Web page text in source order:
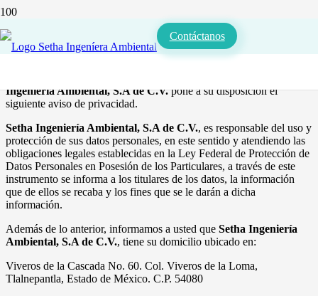
Contáctanos
AVISO DE PRIVACIDAD
Ingeniería Ambiental, S.A de C.V.pone a su disposición el
siguiente aviso de privacidad.
Setha Ingeniería Ambiental, S.A de C.V., es responsable del uso y
protección de sus datos personales, en este sentido y atendiendo las
obligaciones legales establecidas en la Ley Federal de Protección de
Datos Personales en Posesión de los Particulares, a través de este
instrumento se informa a los titulares de los datos, la información
que de ellos se recaba y los fines que se le darán a dicha
información.
Además de lo anterior, informamos a usted que Setha Ingeniería
Ambiental, S.A de C.V., tiene su domicilio ubicado en:
Viveros de la Cascada No. 60. Col. Viveros de la Loma,
Tlalnepantla, Estado de México. C.P. 54080